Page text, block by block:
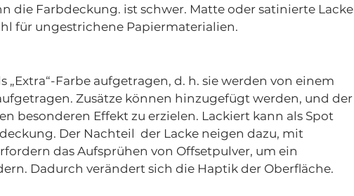
die Farbdeckung. ist schwer. Matte oder satinierte Lacke
für ungestrichene Papiermaterialien.
„Extra“-Farbe aufgetragen, d. h. sie werden von einem
Zusätze können hinzugefügt werden, und der
besonderen Effekt zu erzielen. Lackiert kann als Spot
Der Nachteil der Lacke neigen dazu, mit
das Aufsprühen von Offsetpulver, um ein
Dadurch verändert sich die Haptik der Oberfläche.